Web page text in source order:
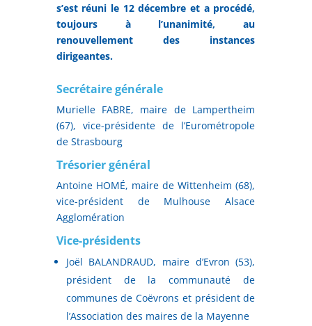
s’est réuni le 12 décembre et a procédé,
toujours à l’unanimité, au
renouvellement des instances
dirigeantes.
Secrétaire générale
Murielle FABRE, maire de Lampertheim
(67), vice-présidente de l’Eurométropole
de Strasbourg
Trésorier général
Antoine HOMÉ, maire de Wittenheim (68),
vice-président de Mulhouse Alsace
Agglomération
Vice-présidents
Joël BALANDRAUD, maire d’Evron (53),
président de la communauté de
communes de Coëvrons et président de
l’Association des maires de la Mayenne